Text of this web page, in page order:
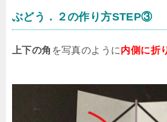
ぶどう．２の作り方STEP③
上下の角 を写真のように内側に折